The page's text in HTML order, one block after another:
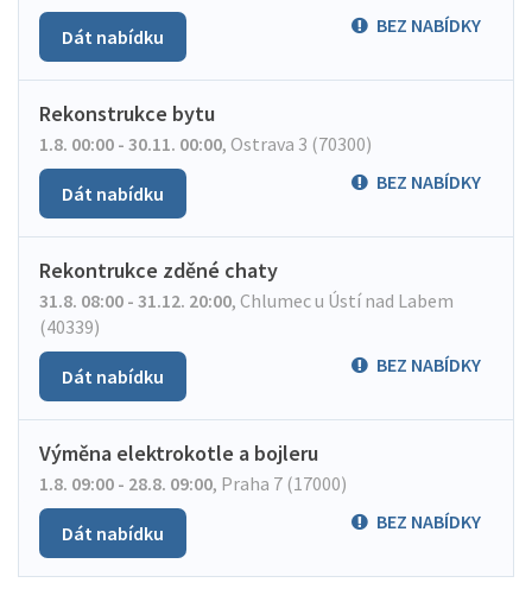
BEZ NABÍDKY
Dát nabídku
Rekonstrukce bytu
1.8. 00:00 - 30.11. 00:00, Ostrava 3 (70300)
BEZ NABÍDKY
Dát nabídku
Rekontrukce zděné chaty
31.8. 08:00 - 31.12. 20:00, Chlumec u Ústí nad Labem
(40339)
BEZ NABÍDKY
Dát nabídku
Výměna elektrokotle a bojleru
1.8. 09:00 - 28.8. 09:00, Praha 7 (17000)
BEZ NABÍDKY
Dát nabídku